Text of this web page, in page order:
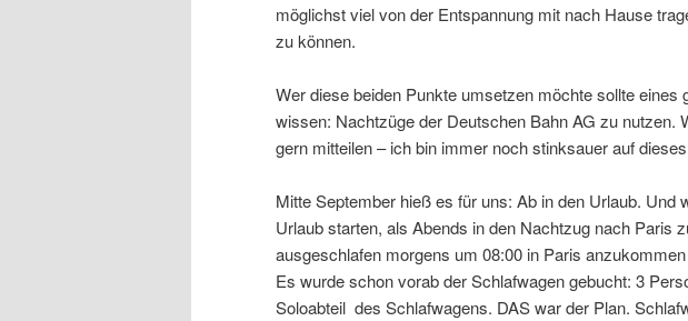
möglichst viel von der Entspannung mit nach Hause
zu können.
Wer diese beiden Punkte umsetzen möchte sollte eines
wissen: Nachtzüge der Deutschen Bahn AG zu nutzen.
gern mitteilen – ich bin immer noch stinksauer auf
Mitte September hieß es für uns: Ab in den Urlaub. Und
Urlaub starten, als Abends in den Nachtzug nach Paris
ausgeschlafen morgens um 08:00 in Paris
Es wurde schon vorab der Schlafwagen gebucht: 3
Soloabteil des Schlafwagens. DAS war der Plan.